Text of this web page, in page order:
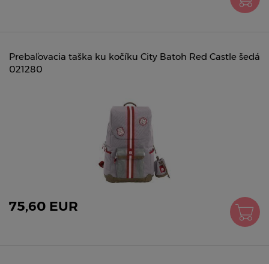
Prebaľovacia taška ku kočíku City Batoh Red Castle šedá
021280
75,60 EUR